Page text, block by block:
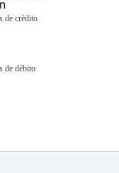
de crédito
de débito